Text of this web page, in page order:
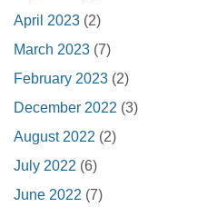
April 2023 (2)
March 2023 (7)
February 2023 (2)
December 2022 (3)
August 2022 (2)
July 2022 (6)
June 2022 (7)